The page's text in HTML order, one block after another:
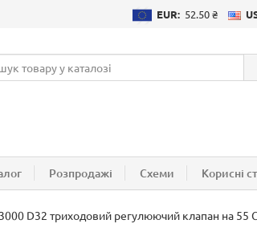
EUR: 52.50 ₴
Розпродажі Схеми Корисні
D32 триходовий регулюючий клапан на 55 С